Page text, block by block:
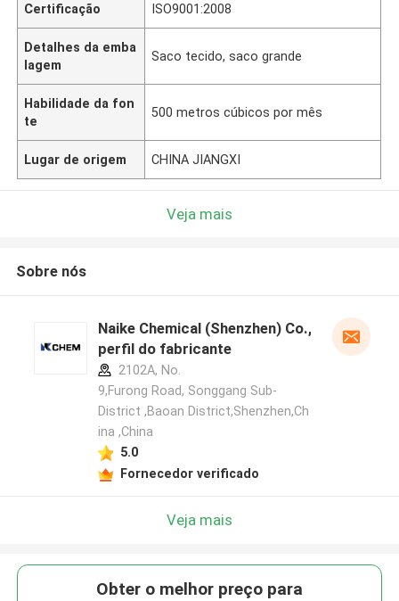
Certificação ISO9001:2008
Detalhes da emba
lagem
Saco tecido, saco grande
Habilidade da fon
te
500 metros cúbicos por mês
Lugar de origem CHINA JIANGXI
Veja mais
Sobre nós
Naike Chemical (Shenzhen) Co., Ltd
perfil do fabricante
2102A, No.
9,Furong Road, Songgang Sub-
District ,Baoan District,Shenzhen,Ch
ina ,China
5.0
Fornecedor verificado
Veja mais
Obter o melhor preço para